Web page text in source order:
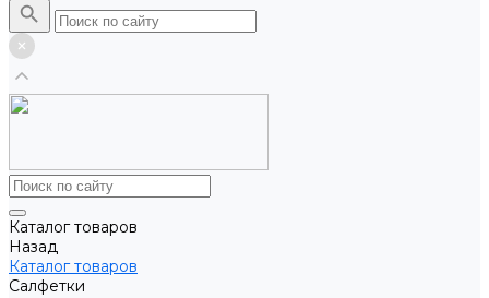
Каталог товаров
Назад
Каталог товаров
Салфетки